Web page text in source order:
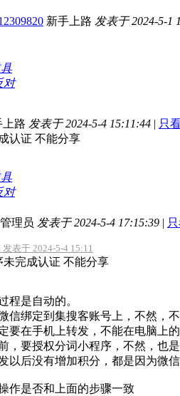
新手上路 发表于 2024-5-1
对
上路 发表于 2024-5-4 15:11:44 | 只
认证 不能分享
对
管理员 发表于 2024-5-4 17:15:39 |
发表于 2024-5-4 15:11
未完成认证 不能分享
程是自动的。
信绑定到集搜客账号上，不然，
要在手机上转发，不能在电脑上
，要授权分词小程序，不然，也
以后没有增加积分，都是因为微
作是否和上面的步骤一致